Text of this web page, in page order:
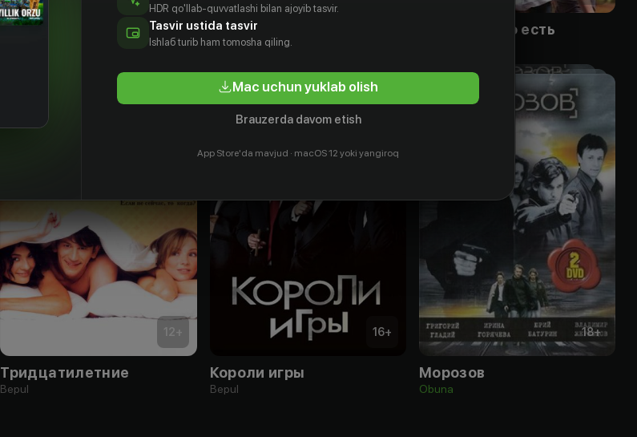
Бедная Настя Абриколь
Obuna
Здесь кто-то есть
12+
Тридцатилетние
Bepul
16+
Короли игры
Bepul
18+
Морозов
Obuna
HDR qo'llab-quvvatlashi bilan ajoyib tasvir.
Tasvir ustida tasvir
Ishlаб turib ham tomosha qiling.
Mac uchun yuklab olish
Brauzerda davom etish
App Store'da mavjud · macOS 12 yoki yangiroq